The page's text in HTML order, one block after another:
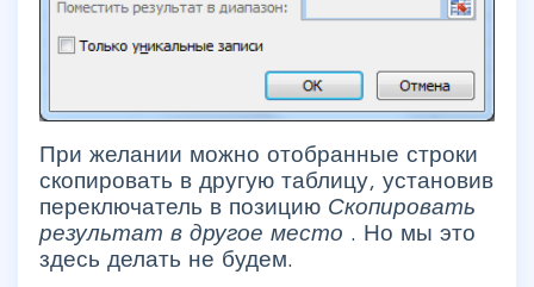
При желании можно отобранные строки
скопировать в другую таблицу, установив
переключатель в позицию Скопировать
результат в другое место . Но мы это
здесь делать не будем.